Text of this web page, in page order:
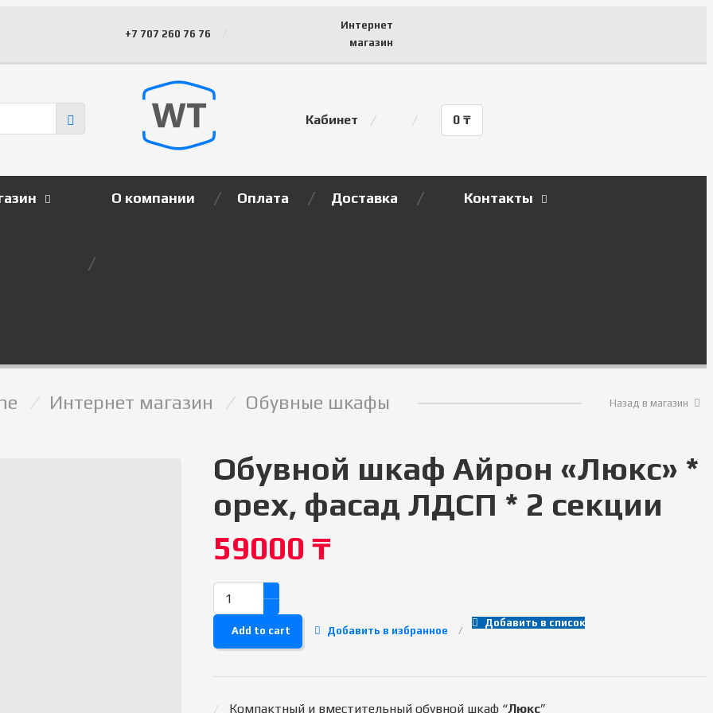
+7 707 260 76 76
Интернет
магазин
Кабинет 0 ₸
О компании Оплата Доставка Контакты
/ Интернет магазин / Обувные шкафы Назад в магазин
Обувной шкаф Айрон «Люкс» *
орех, фасад ЛДСП * 2 секции
59000 ₸
Add to cart Добавить в избранное
Добавить в список
Компактный и вместительный обувной шкаф “Люкс”